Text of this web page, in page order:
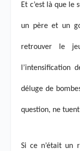
Et c’est là que le
un père et un
retrouver le
l’intensification
déluge de
question, ne
Si ce n’était un